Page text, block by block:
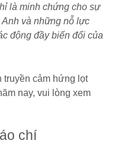
là minh chứng cho sự
và những nỗ lực
động đầy biến đổi của
truyền cảm hứng lọt
nay, vui lòng xem
chí